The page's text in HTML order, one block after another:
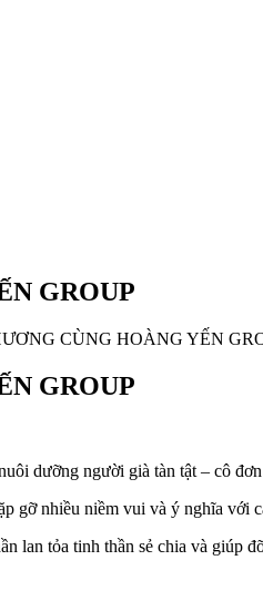
GROUP
CÙNG HOÀNG YẾN
GROUP
dưỡng người già tàn tật – cô
gỡ nhiều niềm vui và ý nghĩa với
lan tỏa tinh thần sẻ chia và giúp